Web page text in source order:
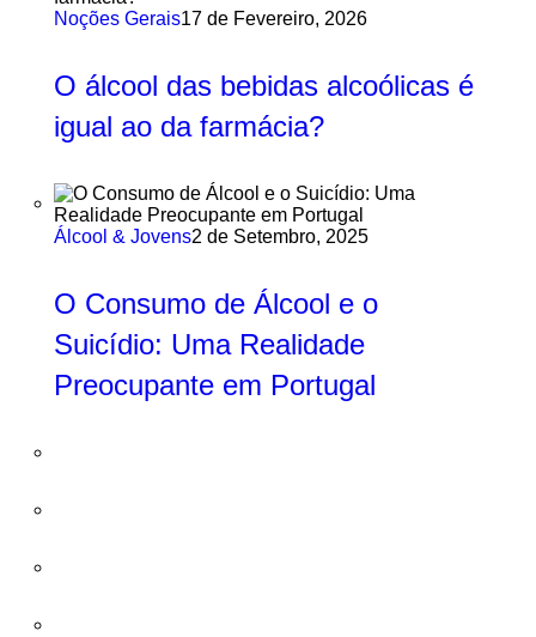
Noções Gerais17 de Fevereiro, 2026
O álcool das bebidas alcoólicas é
igual ao da farmácia?
Álcool & Jovens2 de Setembro, 2025
O Consumo de Álcool e o
Suicídio: Uma Realidade
Preocupante em Portugal